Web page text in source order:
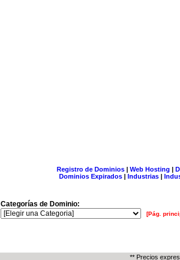
Registro de Dominios| Web Hosting |
Dominios Expirados | Industrias |
Categorías de Dominio:
[Pág.
** Precios